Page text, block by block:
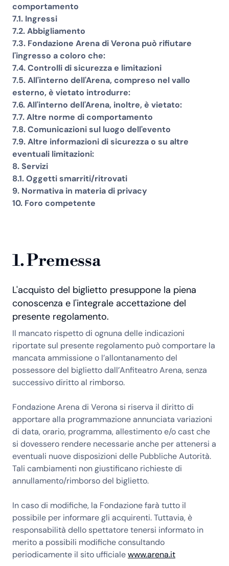
comportamento
7.1. Ingressi
7.2. Abbigliamento
7.3. Fondazione Arena di Verona può rifiutare
l'ingresso a coloro che:
7.4. Controlli di sicurezza e limitazioni
7.5. All'interno dell'Arena, compreso nel vallo
esterno, è vietato introdurre:
7.6. All'interno dell'Arena, inoltre, è vietato:
7.7. Altre norme di comportamento
7.8. Comunicazioni sul luogo dell'evento
7.9. Altre informazioni di sicurezza o su altre
eventuali limitazioni:
8. Servizi
8.1. Oggetti smarriti/ritrovati
9. Normativa in materia di privacy
10. Foro competente
1. Premessa
L'acquisto del biglietto presuppone la piena
conoscenza e l'integrale accettazione del
presente regolamento.
Il mancato rispetto di ognuna delle indicazioni
riportate sul presente regolamento può comportare la
mancata ammissione o l’allontanamento del
possessore del biglietto dall’Anfiteatro Arena, senza
successivo diritto al rimborso.
Fondazione Arena di Verona si riserva il diritto di
apportare alla programmazione annunciata variazioni
di data, orario, programma, allestimento e/o cast che
si dovessero rendere necessarie anche per attenersi a
eventuali nuove disposizioni delle Pubbliche Autorità.
Tali cambiamenti non giustificano richieste di
annullamento/rimborso del biglietto.
In caso di modifiche, la Fondazione farà tutto il
possibile per informare gli acquirenti. Tuttavia, è
responsabilità dello spettatore tenersi informato in
merito a possibili modifiche consultando
periodicamente il sito ufficialewww.arena.it